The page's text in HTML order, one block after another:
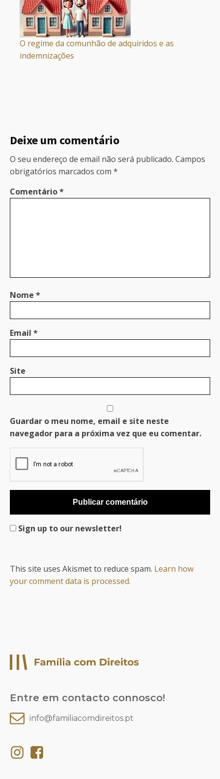
O regime da comunhão de adquiridos e as
indemnizações
Deixe um comentário
O seu endereço de email não será publicado. Campos
obrigatórios marcados com *
Comentário*
Nome *
Email *
Site
Guardar o meu nome, email e site neste
navegador para a próxima vez que eu comentar.
Sign up to our newsletter!
This site uses Akismet to reduce spam. Learn how
your comment data is processed.
Entre em contacto connosco!
info@familiacomdireitos.pt